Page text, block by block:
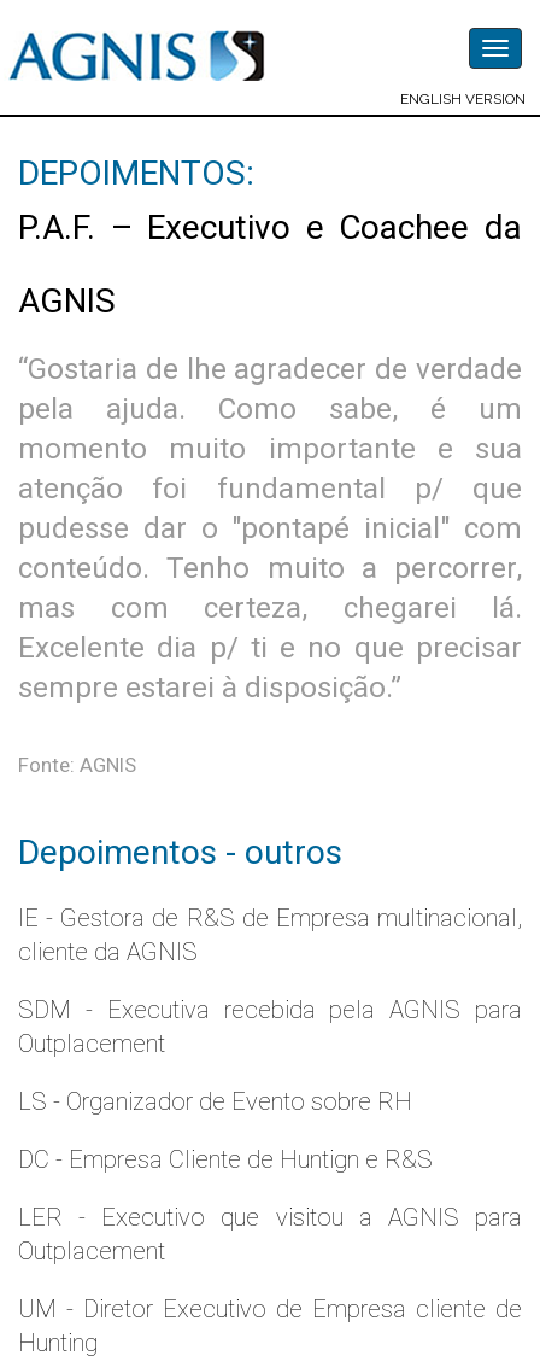
ENGLISH VERSION
DEPOIMENTOS:
P.A.F. – Executivo e Coachee da
AGNIS
“Gostaria de lhe agradecer de verdade
pela ajuda. Como sabe, é um
momento muito importante e sua
atenção foi fundamental p/ que
pudesse dar o "pontapé inicial" com
conteúdo. Tenho muito a percorrer,
mas com certeza, chegarei lá.
Excelente dia p/ ti e no que precisar
sempre estarei à disposição.”
Fonte: AGNIS
Depoimentos - outros
IE - Gestora de R&S de Empresa multinacional,
cliente da AGNIS
SDM - Executiva recebida pela AGNIS para
Outplacement
LS - Organizador de Evento sobre RH
DC - Empresa Cliente de Huntign e R&S
LER - Executivo que visitou a AGNIS para
Outplacement
UM - Diretor Executivo de Empresa cliente de
Hunting